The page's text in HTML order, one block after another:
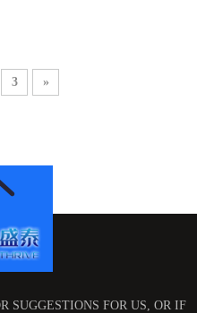
3 »
SUGGESTIONS FOR US, OR IF